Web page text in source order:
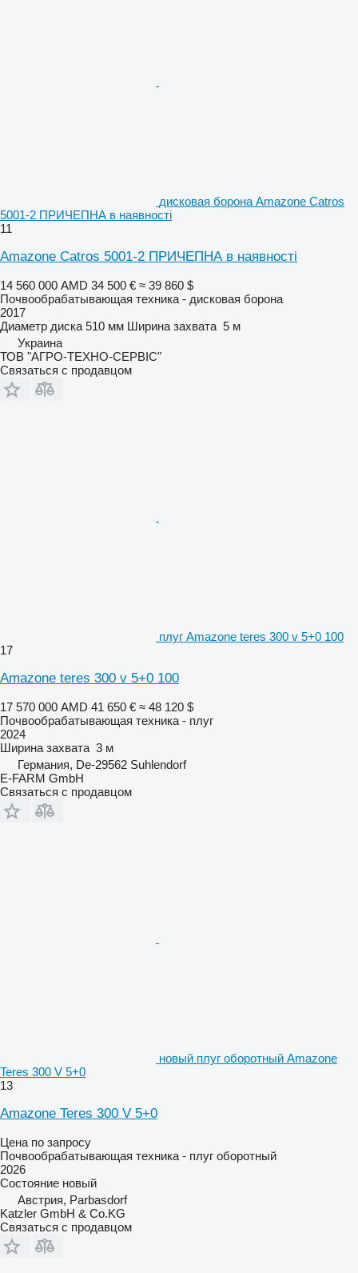
дисковая борона Amazone Catros
5001-2 ПРИЧЕПНА в наявності
11
Amazone Catros 5001-2 ПРИЧЕПНА в наявності
14 560 000 AMD 34 500 € ≈ 39 860 $
Почвообрабатывающая техника - дисковая борона
2017
Диаметр диска 510 мм Ширина захвата 5 м
Украина
ТОВ "АГРО-ТЕХНО-СЕРВІС"
Связаться с продавцом
плуг Amazone teres 300 v 5+0 100
17
Amazone teres 300 v 5+0 100
17 570 000 AMD 41 650 € ≈ 48 120 $
Почвообрабатывающая техника - плуг
2024
Ширина захвата 3 м
Германия, De-29562 Suhlendorf
E-FARM GmbH
Связаться с продавцом
новый плуг оборотный Amazone
Teres 300 V 5+0
13
Amazone Teres 300 V 5+0
Цена по запросу
Почвообрабатывающая техника - плуг оборотный
2026
Состояние новый
Австрия, Parbasdorf
Katzler GmbH & Co.KG
Связаться с продавцом